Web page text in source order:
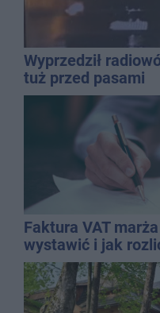
Wyprzedził
tuż przed pasami
Faktura VAT
wystawić i jak